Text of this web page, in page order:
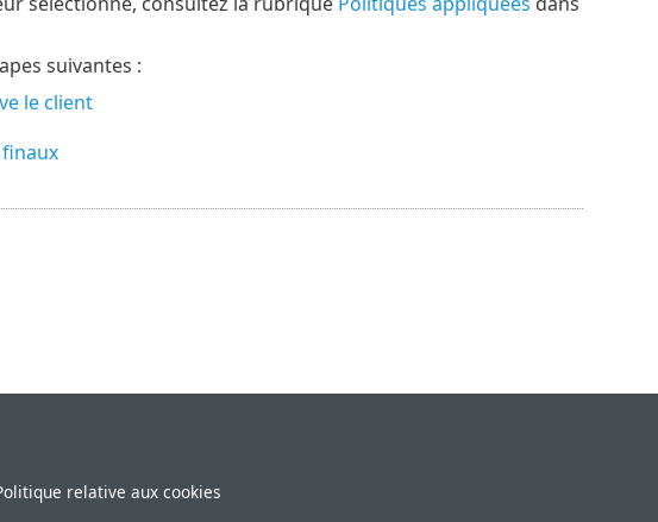
suivantes :
le client
relative aux cookies